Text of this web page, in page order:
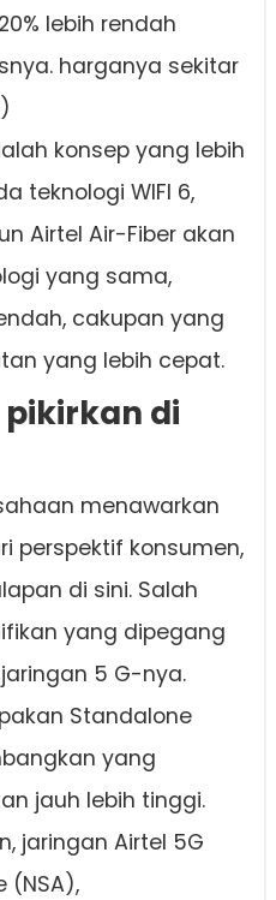
lebih rendah
harganya sekitar
konsep yang lebih
teknologi WIFI 6,
Airtel Air-Fiber akan
yang sama,
cakupan yang
yang lebih cepat.
di
menawarkan
perspektif konsumen,
di sini. Salah
yang dipegang
5 G-nya.
Standalone
yang
jauh lebih tinggi.
jaringan Airtel 5G
(NSA),